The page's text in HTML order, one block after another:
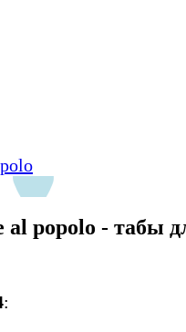
al popolo - табы
: